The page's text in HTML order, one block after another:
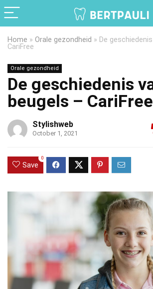
Home » Orale gezondheid » De
CariFree
Orale gezondheid
De geschiedenis
beugels – CariFree
Stylishweb
October 1, 2021
Save
0